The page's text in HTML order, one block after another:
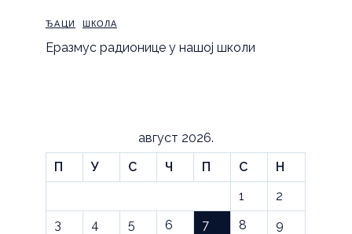
ЂАЦИ ШКОЛА
Еразмус радионице у нашој школи
август 2026.
П
У С Ч П С
Н
1
2
3
4 5 6 7 8
9